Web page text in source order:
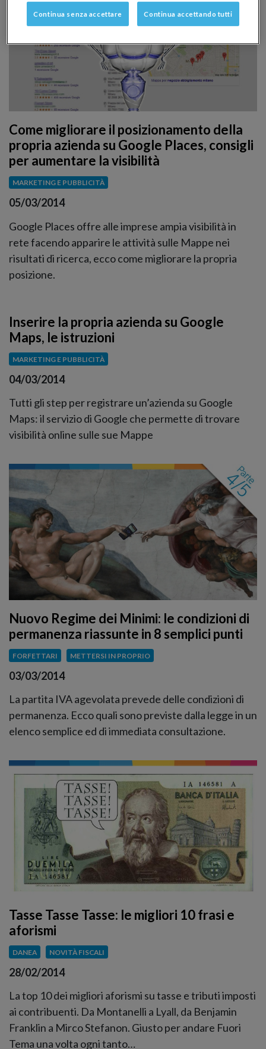
Come migliorare il posizionamento della
propria azienda su Google Places, consigli
per aumentare la visibilità
MARKETING E PUBBLICITÀ
05/03/2014
Google Places offre alle imprese ampia visibilità in
rete facendo apparire le attività sulle Mappe nei
risultati di ricerca, ecco come migliorare la propria
posizione.
Inserire la propria azienda su Google
Maps, le istruzioni
MARKETING E PUBBLICITÀ
04/03/2014
Tutti gli step per registrare un’azienda su Google
Maps: il servizio di Google che permette di trovare
visibilità online sulle sue Mappe
Nuovo Regime dei Minimi: le condizioni di
permanenza riassunte in 8 semplici punti
FORFETTARI METTERSI IN PROPRIO
03/03/2014
La partita IVA agevolata prevede delle condizioni di
permanenza. Ecco quali sono previste dalla legge in un
elenco semplice ed di immediata consultazione.
Tasse Tasse Tasse: le migliori 10 frasi e
aforismi
DANEA NOVITÀ FISCALI
28/02/2014
La top 10 dei migliori aforismi su tasse e tributi imposti
ai contribuenti. Da Montanelli a Lyall, da Benjamin
Franklin a Mirco Stefanon. Giusto per andare Fuori
Tema una volta ogni tanto…
Continua senza accettare Continua accettando tutti